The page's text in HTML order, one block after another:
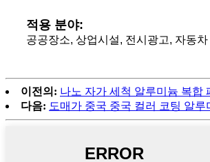
적용 분야:
공공장소, 상업시설, 전시광고, 자동
이전의: 나노 자가 세척 알루미늄 복합
다음: 도매가 중국 중국 컬러 코팅 알루